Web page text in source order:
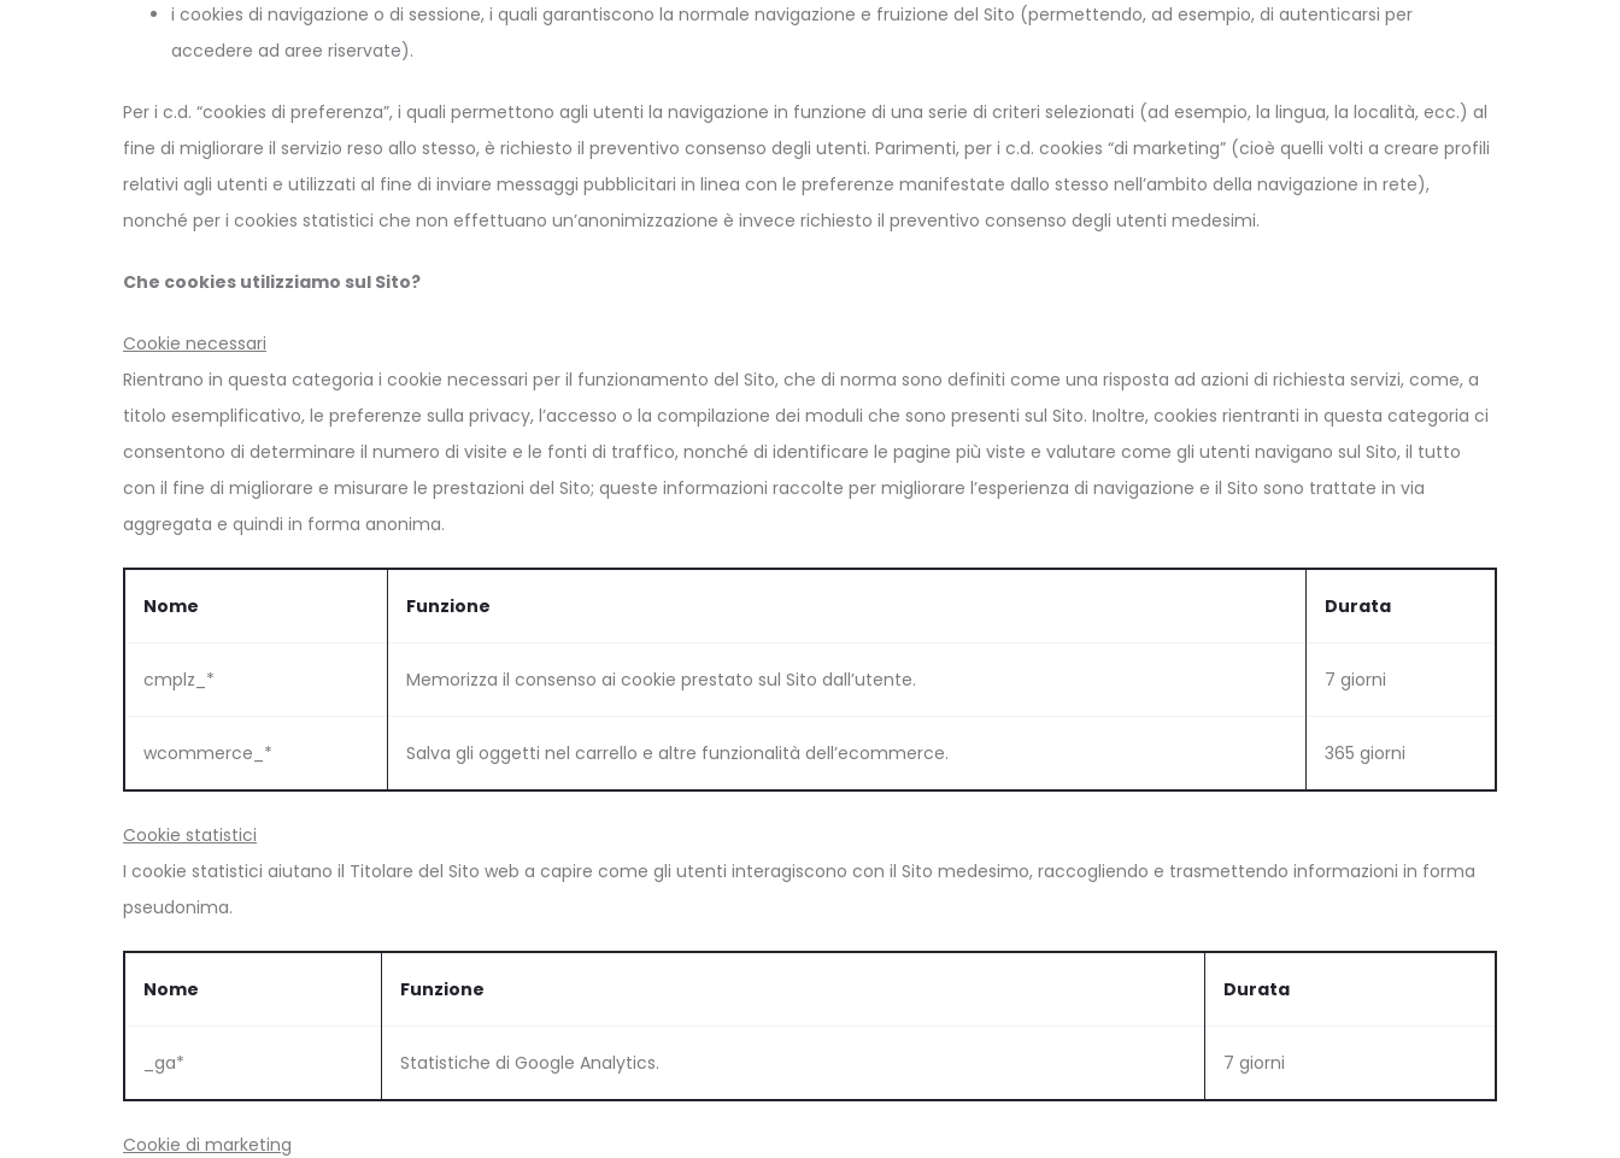
i cookies di navigazione o di sessione, i quali garantiscono la normale navigazione e fruizione del Sito (permettendo, ad esempio, di autenticarsi per
accedere ad aree riservate).
Per i c.d. “cookies di preferenza”, i quali permettono agli utenti la navigazione in funzione di una serie di criteri selezionati (ad esempio, la lingua, la località, ecc.) al
fine di migliorare il servizio reso allo stesso, è richiesto il preventivo consenso degli utenti. Parimenti, per i c.d. cookies “di marketing” (cioè quelli volti a creare profili
relativi agli utenti e utilizzati al fine di inviare messaggi pubblicitari in linea con le preferenze manifestate dallo stesso nell’ambito della navigazione in rete),
nonché per i cookies statistici che non effettuano un’anonimizzazione è invece richiesto il preventivo consenso degli utenti medesimi.
Che cookies utilizziamo sul Sito?
Cookie necessari
Rientrano in questa categoria i cookie necessari per il funzionamento del Sito, che di norma sono definiti come una risposta ad azioni di richiesta servizi, come, a
titolo esemplificativo, le preferenze sulla privacy, l’accesso o la compilazione dei moduli che sono presenti sul Sito. Inoltre, cookies rientranti in questa categoria ci
consentono di determinare il numero di visite e le fonti di traffico, nonché di identificare le pagine più viste e valutare come gli utenti navigano sul Sito, il tutto
con il fine di migliorare e misurare le prestazioni del Sito; queste informazioni raccolte per migliorare l’esperienza di navigazione e il Sito sono trattate in via
aggregata e quindi in forma anonima.
Nome Funzione Durata
cmplz_* Memorizza il consenso ai cookie prestato sul Sito dall’utente. 7 giorni
wcommerce_* Salva gli oggetti nel carrello e altre funzionalità dell’ecommerce. 365 giorni
Cookie statistici
I cookie statistici aiutano il Titolare del Sito web a capire come gli utenti interagiscono con il Sito medesimo, raccogliendo e trasmettendo informazioni in forma
pseudonima.
Nome Funzione Durata
_ga* Statistiche di Google Analytics. 7 giorni
Cookie di marketing